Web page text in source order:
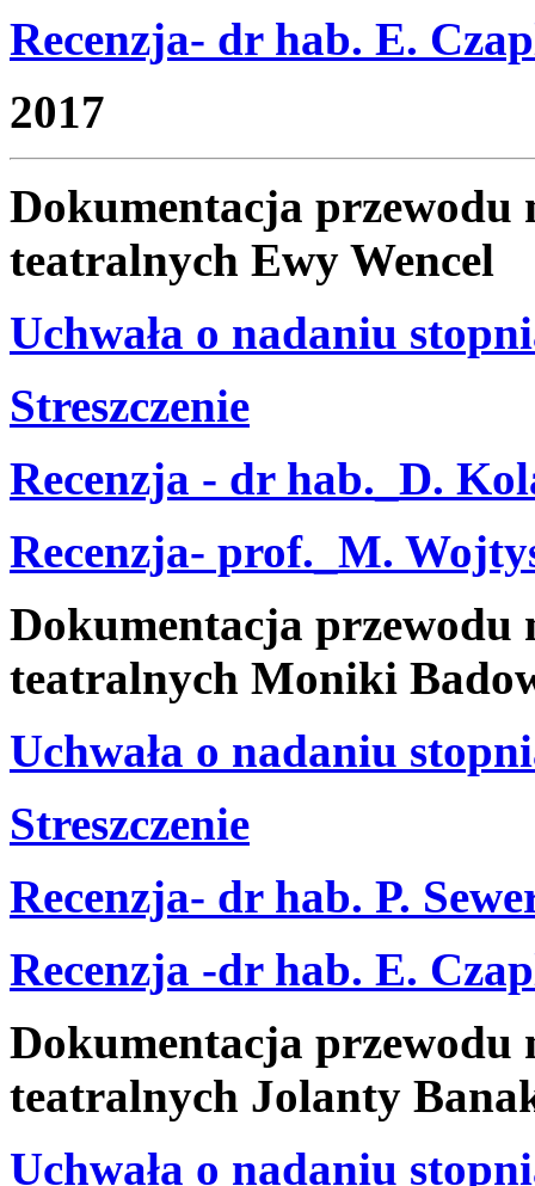
Recenzja- dr hab. E.
2017
Dokumentacja przewodu
teatralnych Ewy Wencel
Uchwała o nadaniu
Streszczenie
Recenzja - dr hab._D.
Recenzja- prof._M.
Dokumentacja przewodu
teatralnych Moniki
Uchwała o nadaniu
Streszczenie
Recenzja- dr hab. P.
Recenzja -dr hab. E.
Dokumentacja przewodu
teatralnych Jolanty
Uchwała o nadaniu